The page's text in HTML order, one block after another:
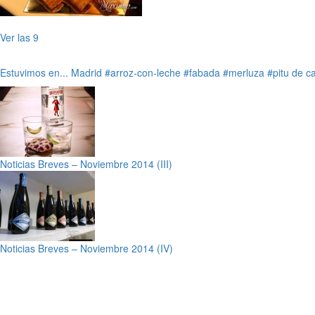
Ver las 9
Estuvimos en... Madrid #arroz-con-leche #fabada #merluza #pitu de
Noticias Breves – Noviembre 2014 (III)
Noticias Breves – Noviembre 2014 (IV)